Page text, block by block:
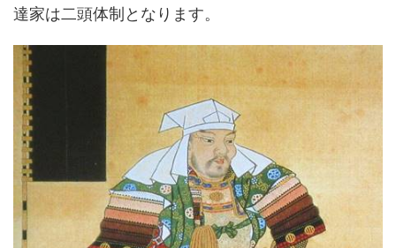
達家は二頭体制となります。